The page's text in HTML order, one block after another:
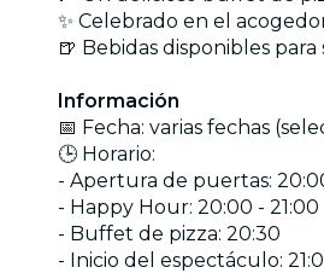
✨ Celebrado en el
🍺 Bebidas disponibles
Información
📅 Fecha: varias fechas
🕒 Horario:
- Apertura de puertas:
- Happy Hour: 20:00 - 21:00
- Buffet de pizza: 20:30
- Inicio del espectáculo: